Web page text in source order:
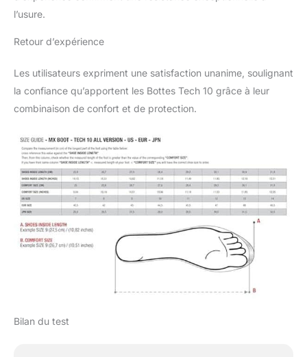
l’usure.
Retour d’expérience
Les utilisateurs expriment une satisfaction unanime, soulignant
la confiance qu’apportent les Bottes Tech 10 grâce à leur
combinaison de confort et de protection.
Bilan du test